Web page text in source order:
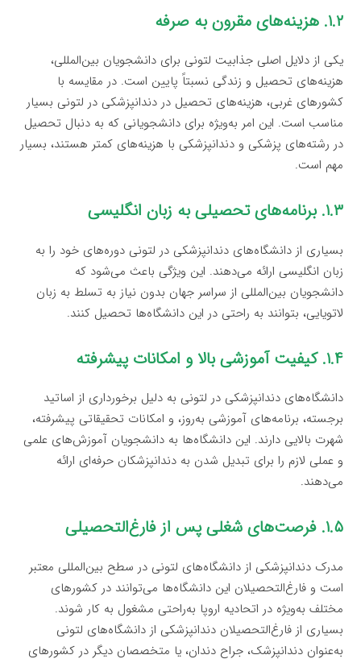
۱.۲. هزینه‌های مقرون به صرفه
یکی از دلایل اصلی جذابیت لتونی برای دانشجویان بین‌المللی،
هزینه‌های تحصیل و زندگی نسبتاً پایین است. در مقایسه با
کشورهای غربی، هزینه‌های تحصیل در دندانپزشکی در لتونی بسیار
مناسب است. این امر به‌ویژه برای دانشجویانی که به دنبال تحصیل
در رشته‌های پزشکی و دندانپزشکی با هزینه‌های کمتر هستند، بسیار
مهم است.
۱.۳. برنامه‌های تحصیلی به زبان انگلیسی
بسیاری از دانشگاه‌های دندانپزشکی در لتونی دوره‌های خود را به
زبان انگلیسی ارائه می‌دهند. این ویژگی باعث می‌شود که
دانشجویان بین‌المللی از سراسر جهان بدون نیاز به تسلط به زبان
لاتویایی، بتوانند به راحتی در این دانشگاه‌ها تحصیل کنند.
۱.۴. کیفیت آموزشی بالا و امکانات پیشرفته
دانشگاه‌های دندانپزشکی در لتونی به دلیل برخورداری از اساتید
برجسته، برنامه‌های آموزشی به‌روز، و امکانات تحقیقاتی پیشرفته،
شهرت بالایی دارند. این دانشگاه‌ها به دانشجویان آموزش‌های علمی
و عملی لازم را برای تبدیل شدن به دندانپزشکان حرفه‌ای ارائه
می‌دهند.
۱.۵. فرصت‌های شغلی پس از فارغ‌التحصیلی
مدرک دندانپزشکی از دانشگاه‌های لتونی در سطح بین‌المللی معتبر
است و فارغ‌التحصیلان این دانشگاه‌ها می‌توانند در کشورهای
مختلف به‌ویژه در اتحادیه اروپا به‌راحتی مشغول به کار شوند.
بسیاری از فارغ‌التحصیلان دندانپزشکی از دانشگاه‌های لتونی
به‌عنوان دندانپزشک، جراح دندان، یا متخصصان دیگر در کشورهای